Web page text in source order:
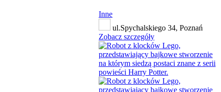
Inne
ul.Spychalskiego 34, Poznań
Zobacz szczegóły